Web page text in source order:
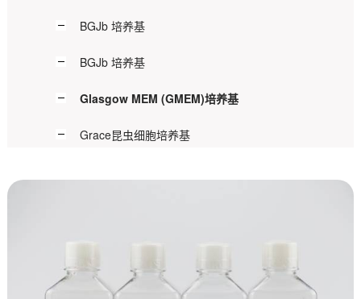
BGJb 培养基
BGJb 培养基
Glasgow MEM (GMEM)培养基
Grace昆虫细胞培养基